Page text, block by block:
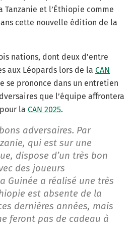
Tanzanie et l’Éthiopie comme
cette nouvelle édition de la
nations, dont deux d’entre
aux Léopards lors de la CAN
se prononce dans un entretien
que l’équipe affrontera
la CAN 2025.
adversaires. Par
qui est sur une
dispose d’un très bon
des joueurs
Guinée a réalisé une très
est absente de la
dernières années, mais
feront pas de cadeau à